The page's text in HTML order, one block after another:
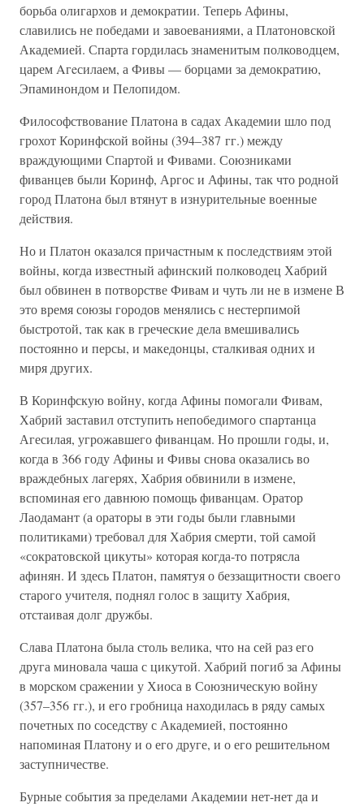
борьба олигархов и демократии. Теперь Афины,
славились не победами и завоеваниями, а Платоновской
Академией. Спарта гордилась знаменитым полководцем,
царем Aгeсилаем, а Фивы — борцами за демократию,
Эпаминондом и Пелопидом.
Философствование Платона в садах Академии шло под
грохот Коринфской войны (394–387 гг.) между
враждующими Спартой и Фивами. Союзниками
фиванцев были Коринф, Аргос и Афины, так что родной
город Платона был втянут в изнурительные военные
действия.
Но и Платон оказался причастным к последствиям этой
войны, когда известный афинский полководец Хабрий
был обвинен в потворстве Фивам и чуть ли не в измене В
это время союзы городов менялись с нестерпимой
быстротой, так как в греческие дела вмешивались
постоянно и персы, и македонцы, сталкивая одних и
миря других.
В Коринфскую войну, когда Афины помогали Фивам,
Хабрий заставил отступить непобедимого спартанца
Агесилая, угрожавшего фиванцам. Но прошли годы, и,
когда в 366 году Афины и Фивы снова оказались во
враждебных лагерях, Хабрия обвинили в измене,
вспоминая его давнюю помощь фиванцам. Оратор
Лаодамант (а ораторы в эти годы были главными
политиками) требовал для Хабрия смерти, той самой
«сократовской цикуты» которая когда-то потрясла
афинян. И здесь Платон, памятуя о беззащитности своего
старого учителя, поднял голос в защиту Хабрия,
отстаивая долг дружбы.
Слава Платона была столь велика, что на сей раз его
друга миновала чаша с цикутой. Хабрий погиб за Афины
в морском сражении у Хиоса в Союзническую войну
(357–356 гг.), и его гробница находилась в ряду самых
почетных по соседству с Академией, постоянно
напоминая Платону и о его друге, и о его решительном
заступничестве.
Бурные события за пределами Академии нет-нет да и